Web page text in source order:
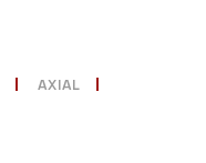
AXIAL